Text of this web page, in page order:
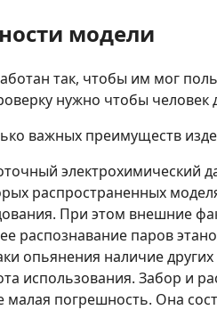
модели
так, чтобы им мог
нужно чтобы человек
важных преимуществ
электрохимический
распространенных
При этом внешние
распознавание паров
опьянения наличие
использования. Забор и
малая погрешность. Она